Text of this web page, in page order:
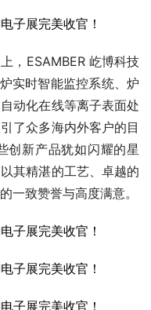
，ESAMBER 屹博科技
实时智能监控系统、炉
动化在线等离子表面处
了众多海内外客户的目
创新产品犹如闪耀的星
其精湛的工艺、卓越的
一致赞誉与高度满意。